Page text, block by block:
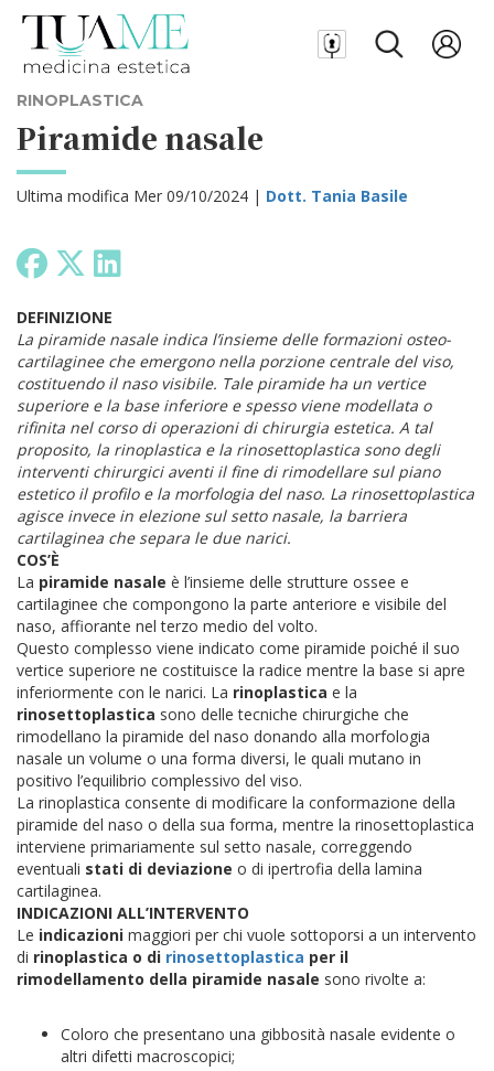
RINOPLASTICA
Piramide nasale
Ultima modifica Mer 09/10/2024 | Dott. Tania Basile
DEFINIZIONE
La piramide nasale indica l’insieme delle formazioni osteo-
cartilaginee che emergono nella porzione centrale del viso,
costituendo il naso visibile. Tale piramide ha un vertice
superiore e la base inferiore e spesso viene modellata o
rifinita nel corso di operazioni di chirurgia estetica. A tal
proposito, la rinoplastica e la rinosettoplastica sono degli
interventi chirurgici aventi il fine di rimodellare sul piano
estetico il profilo e la morfologia del naso. La rinosettoplastica
agisce invece in elezione sul setto nasale, la barriera
cartilaginea che separa le due narici.
COS’È
La piramide nasale è l’insieme delle strutture ossee e
cartilaginee che compongono la parte anteriore e visibile del
naso, affiorante nel terzo medio del volto.
Questo complesso viene indicato come piramide poiché il suo
vertice superiore ne costituisce la radice mentre la base si apre
inferiormente con le narici. La rinoplastica e la
rinosettoplastica sono delle tecniche chirurgiche che
rimodellano la piramide del naso donando alla morfologia
nasale un volume o una forma diversi, le quali mutano in
positivo l’equilibrio complessivo del viso.
La rinoplastica consente di modificare la conformazione della
piramide del naso o della sua forma, mentre la rinosettoplastica
interviene primariamente sul setto nasale, correggendo
eventuali stati di deviazione o di ipertrofia della lamina
cartilaginea.
INDICAZIONI ALL’INTERVENTO
Le indicazioni maggiori per chi vuole sottoporsi a un intervento
di rinoplastica o di rinosettoplastica per il
rimodellamento della piramide nasale sono rivolte a:
Coloro che presentano una gibbosità nasale evidente o
altri difetti macroscopici;